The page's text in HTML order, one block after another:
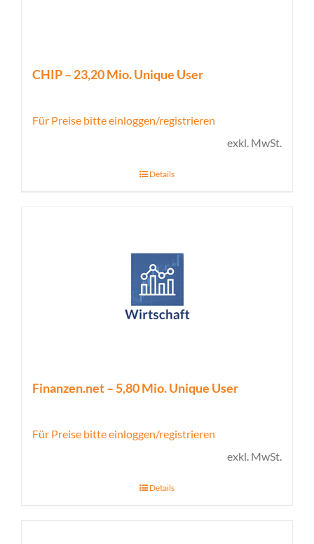
CHIP – 23,20 Mio. Unique User
Für Preise bitte einloggen/registrieren
exkl. MwSt.
Details
Finanzen.net – 5,80 Mio. Unique User
Für Preise bitte einloggen/registrieren
exkl. MwSt.
Details